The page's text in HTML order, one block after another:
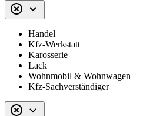
Handel
Kfz-Werkstatt
Karosserie
Lack
Wohnmobil & Wohnwagen
Kfz-Sachverständiger